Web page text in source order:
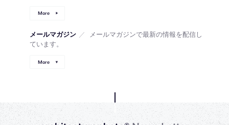
More
メールマガジン ／
メールマガジンで最新の情報を配信し
ています。
More